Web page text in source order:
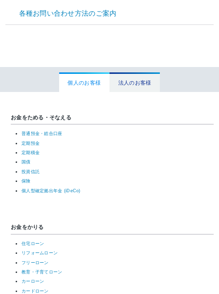
各種お問い合わせ方法のご案内
しまね信用金庫 雲南支店
個人のお客様 法人のお客様
お金をためる・そなえる
普通預金・総合口座
定期預金
定期積金
国債
投資信託
保険
個人型確定拠出年金 (iDeCo)
お金をかりる
住宅ローン
リフォームローン
フリーローン
教育・子育てローン
カーローン
カードローン